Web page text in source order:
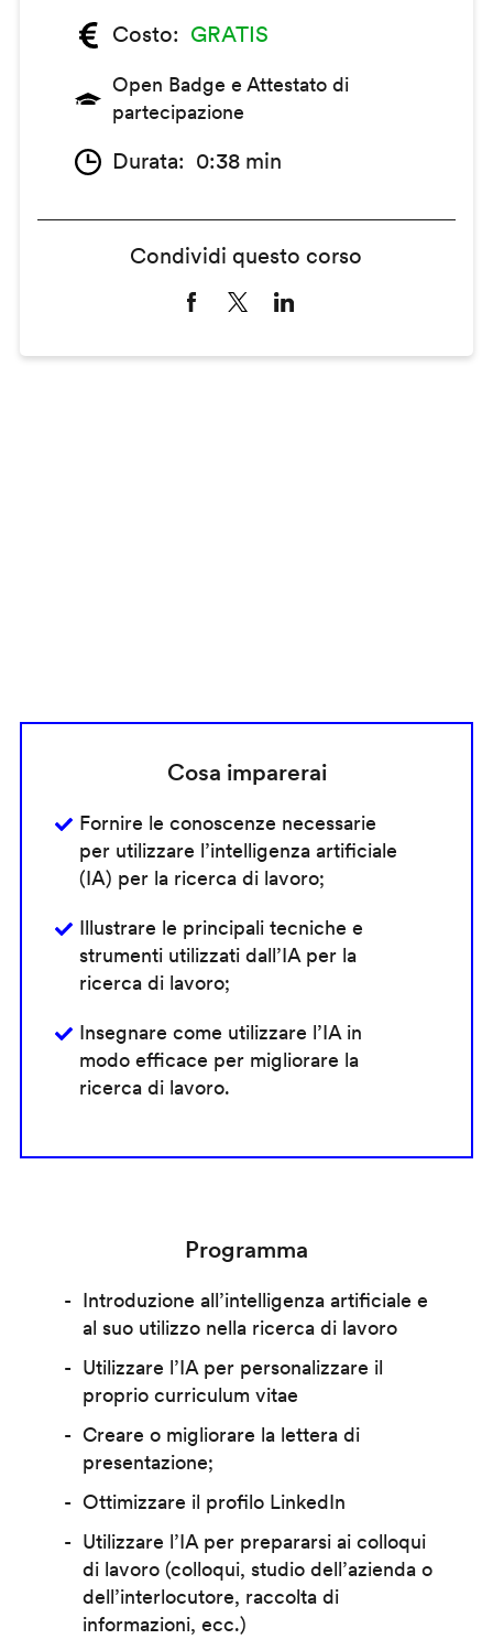
Costo
GRATIS
Open Badge e Attestato di
partecipazione
Durata 0:38 min
Condividi questo corso
Cosa imparerai
Fornire le conoscenze necessarie
per utilizzare l’intelligenza artificiale
(IA) per la ricerca di lavoro;
Illustrare le principali tecniche e
strumenti utilizzati dall’IA per la
ricerca di lavoro;
Insegnare come utilizzare l’IA in
modo efficace per migliorare la
ricerca di lavoro.
Programma
Introduzione all’intelligenza artificiale e
al suo utilizzo nella ricerca di lavoro
Utilizzare l’IA per personalizzare il
proprio curriculum vitae
Creare o migliorare la lettera di
presentazione;
Ottimizzare il profilo LinkedIn
Utilizzare l’IA per prepararsi ai colloqui
di lavoro (colloqui, studio dell’azienda o
dell’interlocutore, raccolta di
informazioni, ecc.)